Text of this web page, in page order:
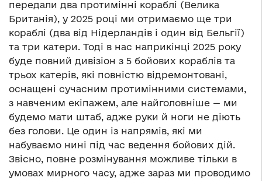
передали два протимінні кораблі (Велика
Британія), у 2025 році ми отримаємо ще три
кораблі (два від Нідерландів і один від Бельгії)
та три катери. Тоді в нас наприкінці 2025 року
буде повний дивізіон з 5 бойових кораблів та
трьох катерів, які повністю відремонтовані,
оснащені сучасним протимінними системами,
з навченим екіпажем, але найголовніше — ми
будемо мати штаб, адже руки й ноги не діють
без голови. Це один із напрямів, які ми
набуваємо нині під час ведення бойових дій.
Звісно, повне розмінування можливе тільки в
умовах мирного часу, адже зараз ми проводимо